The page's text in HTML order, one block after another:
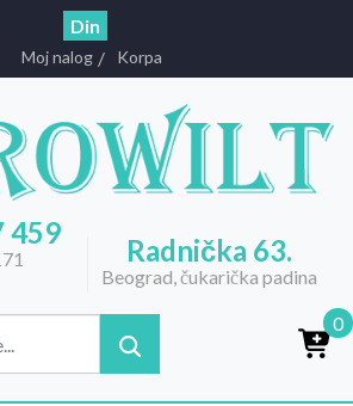
Din
Moj nalog Korpa
459
Radnička 63.
Beograd, čukarička padina
0